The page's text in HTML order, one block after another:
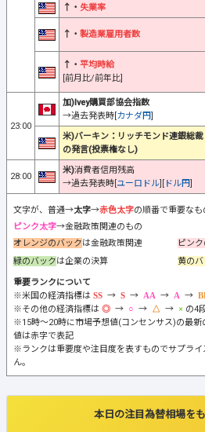
↑・ 失業率
↑・ 製造業雇用者数
↑・ 平均時給
[前月比/前年比]
23:00
加)Ivey購買部協会指数
→過去発表時[カナダ円]
米)バーキン：リッチモンド連銀総裁
の発言(投票権なし)
28:00
米)消費者信用残高
→過去発表時[ユーロドル][ ドル円]
文字が、普通→太字→赤色太字の順番で重要なも
ピンク太字→金融政策関連のもの
オレンジのバックは金融政策関連 ピン
緑のバックは企業の決算 黄のバ
重要ランクについて
※米国の経済指標は
→ → → →
※その他の経済指標は
→ → →
の4
※15時～20時に市場予想値(コンセンサス)の最
値は赤字で表記
※ランクは重要度や注目度を表すものでサプラ
ん。
本日の注目為替相場を